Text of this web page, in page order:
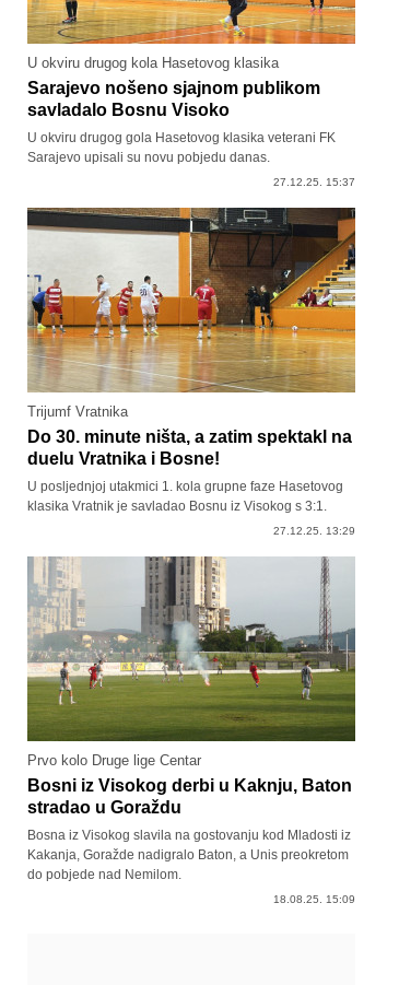
U okviru drugog kola Hasetovog klasika
Sarajevo nošeno sjajnom publikom
savladalo Bosnu Visoko
U okviru drugog gola Hasetovog klasika veterani FK
Sarajevo upisali su novu pobjedu danas.
27.12.25. 15:37
Trijumf Vratnika
Do 30. minute ništa, a zatim spektakl na
duelu Vratnika i Bosne!
U posljednjoj utakmici 1. kola grupne faze Hasetovog
klasika Vratnik je savladao Bosnu iz Visokog s 3:1.
27.12.25. 13:29
Prvo kolo Druge lige Centar
Bosni iz Visokog derbi u Kaknju, Baton
stradao u Goraždu
Bosna iz Visokog slavila na gostovanju kod Mladosti iz
Kakanja, Goražde nadigralo Baton, a Unis preokretom
do pobjede nad Nemilom.
18.08.25. 15:09